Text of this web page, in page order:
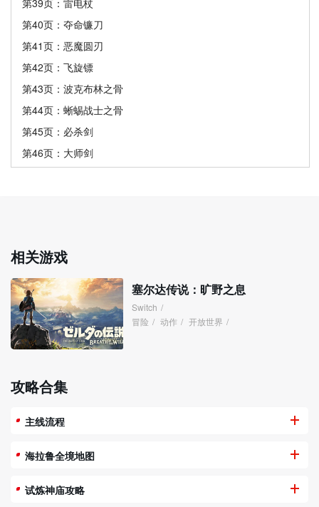
第39页：雷电杖
第40页：夺命镰刀
第41页：恶魔圆刃
第42页：飞旋镖
第43页：波克布林之骨
第44页：蜥蜴战士之骨
第45页：必杀剑
第46页：大师剑
相关游戏
塞尔达传说：旷野之息
Switch /
冒险 / 动作 / 开放世界 /
攻略合集
主线流程
海拉鲁全境地图
试炼神庙攻略